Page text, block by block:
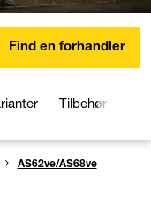
Find en forhandler
Tilbehør
AS62ve/AS68ve